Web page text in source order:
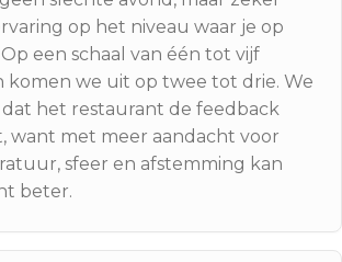
op het niveau waar je op
een schaal van één tot vijf
komen we uit op twee tot drie. We
dat het restaurant de feedback
want met meer aandacht voor
sfeer en afstemming kan
beter.